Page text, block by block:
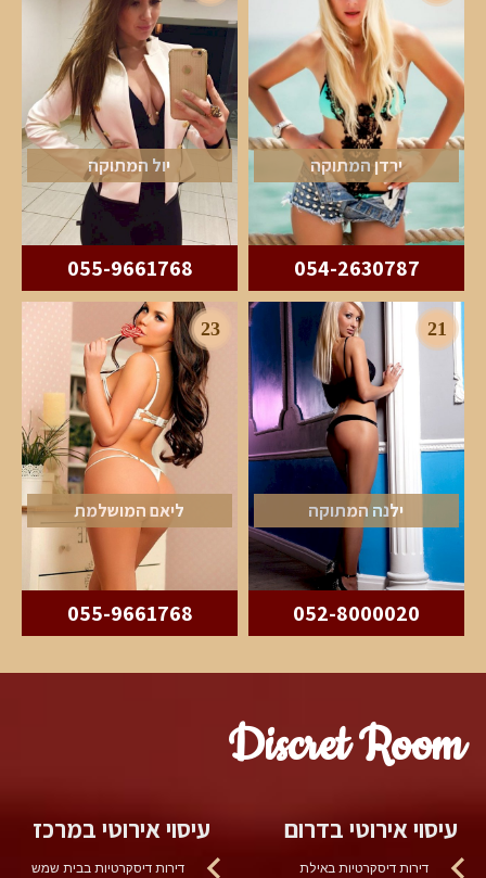
ירדן המתוקה
054-2630787
יול המתוקה
055-9661768
21
ילנה המתוקה
052-8000020
23
ליאם המושלמת
055-9661768
Discret Room
עיסוי אירוטי בדרום
דירות דיסקרטיות באילת
עיסוי אירוטי במרכז
דירות דיסקרטיות בבית שמש